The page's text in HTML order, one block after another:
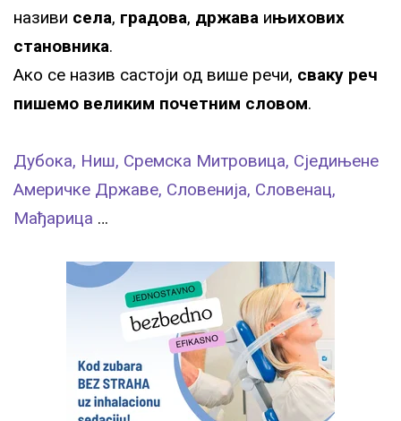
називи села, градова, држава ињихових
становника.
Ако се назив састоји од више речи, сваку реч
пишемо великим почетним словом.
Дубока, Ниш, Сремска Митровица, Сједињене
Америчке Државе, Словенија, Словенац,
Мађарица …